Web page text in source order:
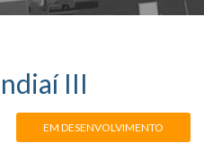
III
EM DESENVOLVIMENTO